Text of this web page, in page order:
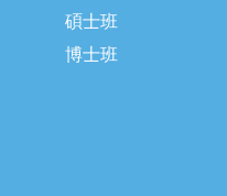
碩士班
博士班